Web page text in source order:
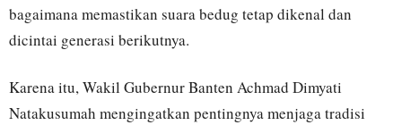
bagaimana memastikan suara bedug tetap dikenal dan
dicintai generasi berikutnya.
Karena itu, Wakil Gubernur Banten Achmad Dimyati
Natakusumah mengingatkan pentingnya menjaga tradisi